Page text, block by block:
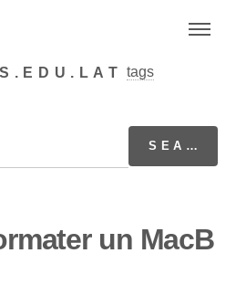
tags
un MacB